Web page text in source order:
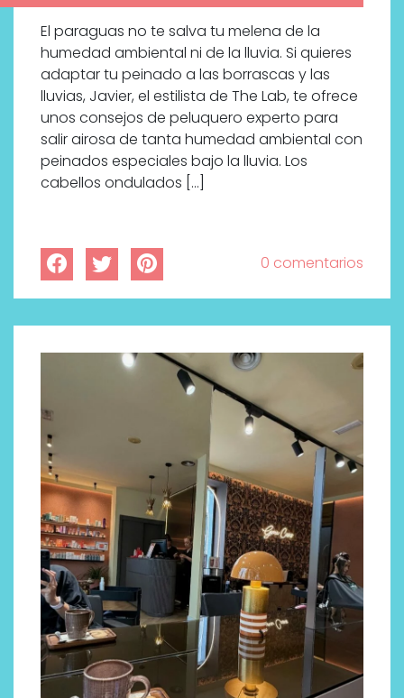
El paraguas no te salva tu melena de la
humedad ambiental ni de la lluvia. Si quieres
adaptar tu peinado a las borrascas y las
lluvias, Javier, el estilista de The Lab, te ofrece
unos consejos de peluquero experto para
salir airosa de tanta humedad ambiental con
peinados especiales bajo la lluvia. Los
cabellos ondulados […]
0 comentarios